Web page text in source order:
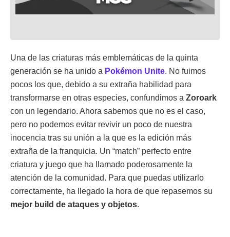
Una de las criaturas más emblemáticas de la quinta
generación se ha unido a Pokémon Unite. No fuimos
pocos los que, debido a su extraña habilidad para
transformarse en otras especies, confundimos a Zoroark
con un legendario. Ahora sabemos que no es el caso,
pero no podemos evitar revivir un poco de nuestra
inocencia tras su unión a la que es la edición más
extraña de la franquicia. Un “match” perfecto entre
criatura y juego que ha llamado poderosamente la
atención de la comunidad. Para que puedas utilizarlo
correctamente, ha llegado la hora de que repasemos su
mejor build de ataques y objetos.